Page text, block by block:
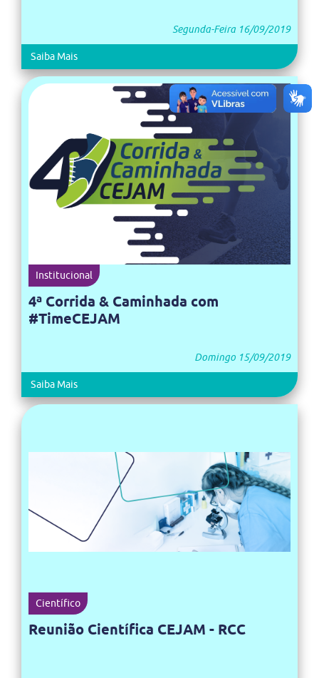
Segunda-Feira 16/09/2019
Saiba Mais
Institucional
4ª Corrida & Caminhada com
#TimeCEJAM
Domingo 15/09/2019
Saiba Mais
Científico
Reunião Científica CEJAM - RCC